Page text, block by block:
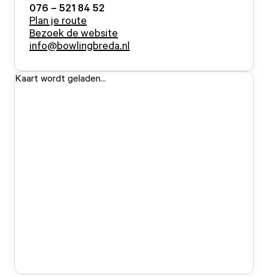
076 – 521 84 52
Plan je route
Bezoek de website
info@bowlingbreda.nl
Kaart wordt geladen...